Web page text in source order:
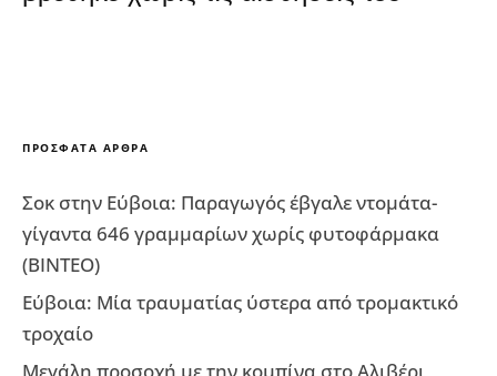
ΠΡΌΣΦΑΤΑ ΆΡΘΡΑ
Σοκ στην Εύβοια: Παραγωγός έβγαλε ντομάτα-
γίγαντα 646 γραμμαρίων χωρίς φυτοφάρμακα
(ΒΙΝΤΕΟ)
Εύβοια: Μία τραυματίας ύστερα από τρομακτικό
τροχαίο